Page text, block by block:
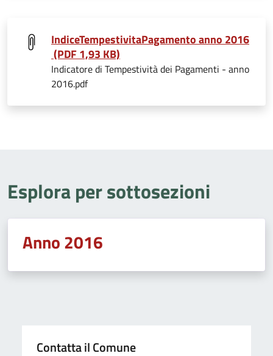
IndiceTempestivitaPagamento anno 2016
(PDF 1,93 KB)
Indicatore di Tempestività dei Pagamenti - anno
2016.pdf
Esplora per sottosezioni
Anno 2016
Contatta il Comune